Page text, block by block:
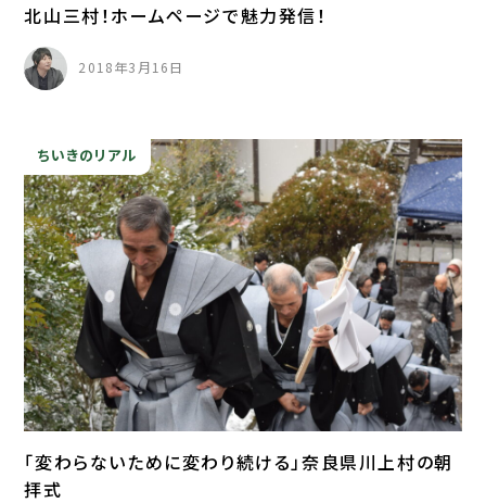
北山三村！ホームページで魅力発信！
2018年3月16日
ちいきのリアル
「変わらないために変わり続ける」奈良県川上村の朝
拝式